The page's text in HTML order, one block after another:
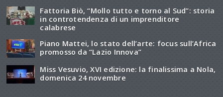
Fattoria Biò, “Mollo tutto e torno al Sud”: storia
in controtendenza di un imprenditore
calabrese
Piano Mattei, lo stato dell’arte: focus sull’Africa
promosso da “Lazio Innova”
Miss Vesuvio, XVI edizione: la finalissima a Nola,
domenica 24 novembre